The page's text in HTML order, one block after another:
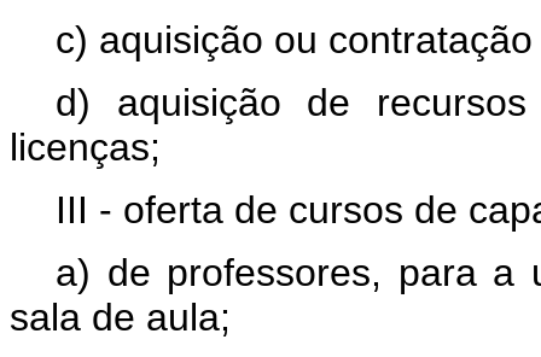
c) aquisição ou
d) aquisição de
licenças;
III - oferta de cursos de
a) de professores, para a
sala de aula;